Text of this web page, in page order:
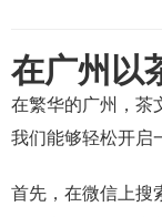
在广州以
在繁华的广州，茶
我们能够轻松开启
首先，在微信上搜